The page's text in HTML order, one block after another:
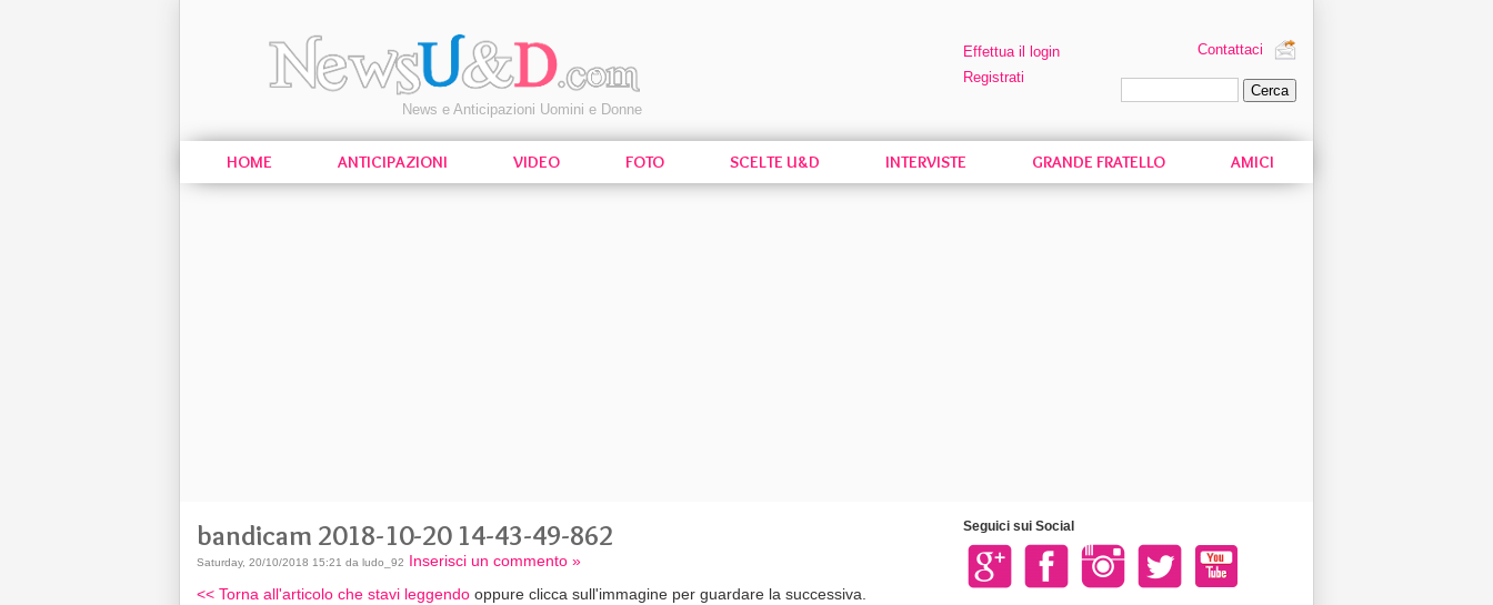
News e Anticipazioni Uomini e Donne
Effettua il login
Registrati
Contattaci
HOME ANTICIPAZIONI VIDEO FOTO SCELTE U&D INTERVISTE GRANDE FRATELLO AMICI
bandicam 2018-10-20 14-43-49-862
Saturday, 20/10/2018 15:21 da ludo_92 Inserisci un commento »
<< Torna all'articolo che stavi leggendo oppure clicca sull'immagine per guardare la successiva.
Seguici sui Social